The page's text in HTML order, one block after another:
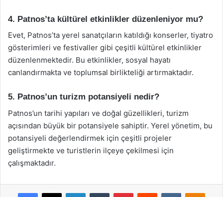
4. Patnos’ta kültürel etkinlikler düzenleniyor mu?
Evet, Patnos’ta yerel sanatçıların katıldığı konserler, tiyatro
gösterimleri ve festivaller gibi çeşitli kültürel etkinlikler
düzenlenmektedir. Bu etkinlikler, sosyal hayatı
canlandırmakta ve toplumsal birlikteliği artırmaktadır.
5. Patnos’un turizm potansiyeli nedir?
Patnos’un tarihi yapıları ve doğal güzellikleri, turizm
açısından büyük bir potansiyele sahiptir. Yerel yönetim, bu
potansiyeli değerlendirmek için çeşitli projeler
geliştirmekte ve turistlerin ilçeye çekilmesi için
çalışmaktadır.
Facebook
X LinkedInTumblr PinterestReddit VKontakte